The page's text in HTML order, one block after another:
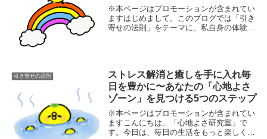
※本ページはプロモーションが含まれてい
ますはじめまして。このブログでは「引き
寄せの法則」をテーマに、私自身の体験や
引き寄せの法則
ストレス解消と癒しを手に入れ毎
日を豊かに〜あなたの「心地よさ
ゾーン」を見つける5つのステップ
※本ページはプロモーションが含まれてい
ますこんにちは、「心地よさ研究室」で
す。今日は、毎日の生活をもっと楽しく、